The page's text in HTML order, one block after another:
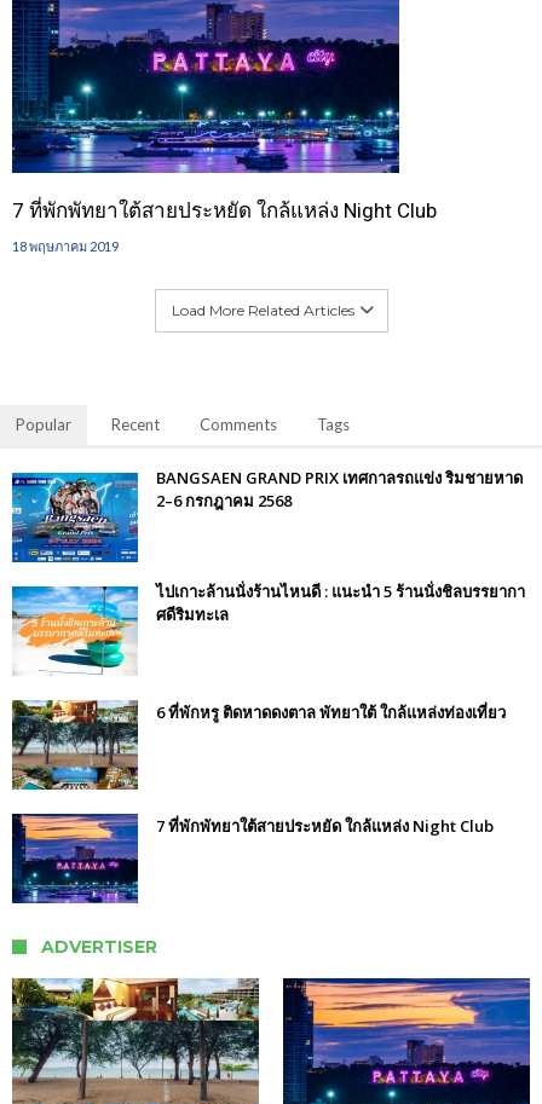
7 ที่พักพัทยาใต้สายประหยัด ใกล้แหล่ง Night Club
18 พฤษภาคม 2019
Load More Related Articles
Popular Recent Comments Tags
BANGSAEN GRAND PRIX เทศกาลรถแข่ง ริมชายหาด
2–6 กรกฎาคม 2568
ไปเกาะล้านนั่งร้านไหนดี : แนะนำ 5 ร้านนั่งชิลบรรยากา
ศดีริมทะเล
6 ที่พักหรู ติดหาดดงตาล พัทยาใต้ ใกล้แหล่งท่องเที่ยว
7 ที่พักพัทยาใต้สายประหยัด ใกล้แหล่ง Night Club
ADVERTISER